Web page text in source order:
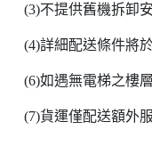
(3)不提供舊機拆卸
(4)詳細配送條件將
(6)如遇無電梯之樓
(7)貨運僅配送額外